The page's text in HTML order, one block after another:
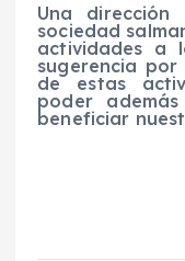
Una
sociedad
actividades a
sugerencia
de estas
poder
beneficiar